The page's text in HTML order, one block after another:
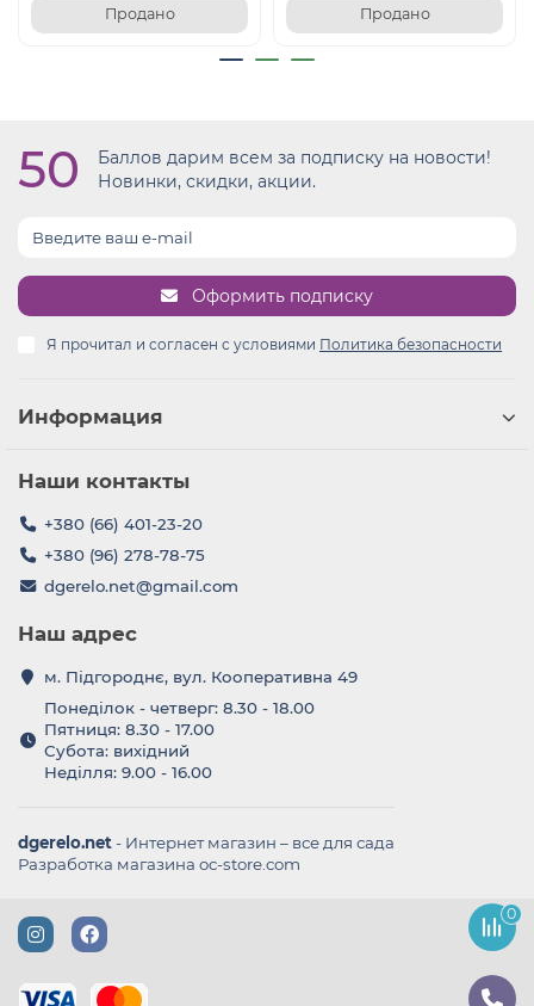
Продано Продано
50
Баллов дарим всем за подписку на новости!
Новинки, скидки, акции.
Оформить подписку
Я прочитал и согласен с условиями Политика безопасности
Информация
Наши контакты
+380 (66) 401-23-20
+380 (96) 278-78-75
dgerelo.net@gmail.com
Наш адрес
м. Підгороднє, вул. Кооперативна 49
Понеділок - четверг: 8.30 - 18.00
Пятниця: 8.30 - 17.00
Субота: вихідний
Неділля: 9.00 - 16.00
dgerelo.net- Интернет магазин – все для сада
Разработка магазина oc-store.com
0